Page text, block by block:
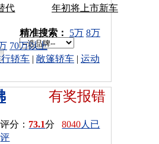
代
年初将上市新车
车型搜索：
精准搜索： 5万 8万
70万以上
轿车 | 敞篷轿车 | 运动
有奖报错
评分： 73.1分8040人已
评